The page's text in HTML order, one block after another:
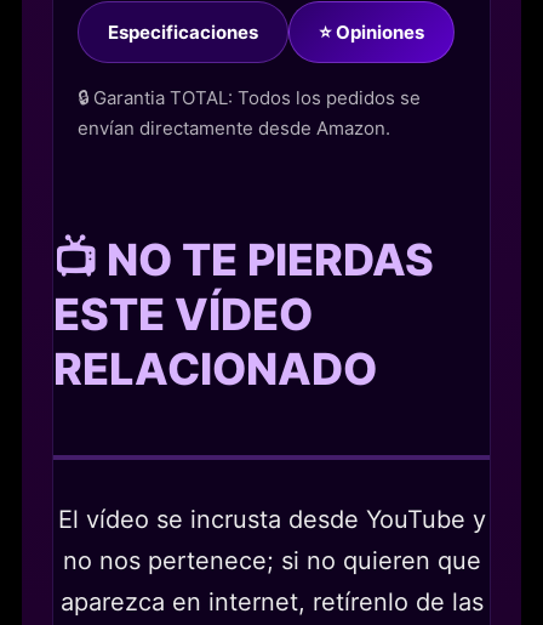
Especificaciones ⭐ Opiniones
🔒 Garantia TOTAL: Todos los pedidos se
envían directamente desde Amazon.
📺 NO TE PIERDAS
ESTE VÍDEO
RELACIONADO
El vídeo se incrusta desde YouTube y
no nos pertenece; si no quieren que
aparezca en internet, retírenlo de las